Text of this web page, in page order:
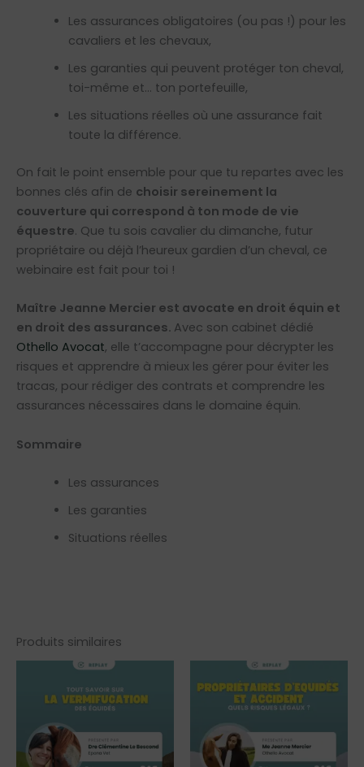
Les assurances obligatoires (ou pas !) pour les
cavaliers et les chevaux,
Les garanties qui peuvent protéger ton cheval,
toi-même et… ton portefeuille,
Les situations réelles où une assurance fait
toute la différence.
On fait le point ensemble pour que tu repartes avec les
bonnes clés afin de choisir sereinement la
couverture qui correspond à ton mode de vie
équestre. Que tu sois cavalier du dimanche, futur
propriétaire ou déjà l’heureux gardien d’un cheval, ce
webinaire est fait pour toi !
Maître Jeanne Mercier est avocate en droit équin et
en droit des assurances. Avec son cabinet dédié
Othello Avocat, elle t’accompagne pour décrypter les
risques et apprendre à mieux les gérer pour éviter les
tracas, pour rédiger des contrats et comprendre les
assurances nécessaires dans le domaine équin.
Sommaire
Les assurances
Les garanties
Situations réelles
Produits similaires
a
variations.
produit